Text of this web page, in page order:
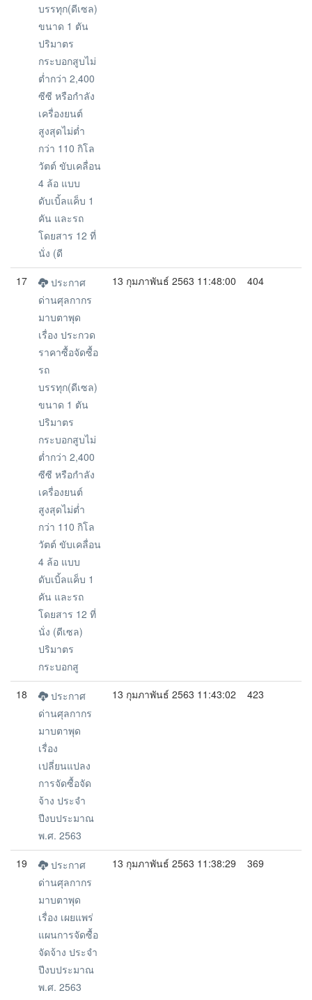
บรรทุก(ดีเซล)
ขนาด 1 ตัน
ปริมาตร
กระบอกสูบไม่
ต่ำกว่า 2,400
ซีซี หรือกำลัง
เครื่องยนต์
สูงสุดไม่ต่ำ
กว่า 110 กิโล
วัตต์ ขับเคลื่อน
4 ล้อ แบบ
ดับเบิ้ลแค็บ 1
คัน และรถ
โดยสาร 12 ที่
นั่ง (ดี
17
ประกาศ
ด่านศุลกากร
มาบตาพุด
เรื่อง ประกวด
ราคาซื้อจัดซื้อ
รถ
บรรทุก(ดีเซล)
ขนาด 1 ตัน
ปริมาตร
กระบอกสูบไม่
ต่ำกว่า 2,400
ซีซี หรือกำลัง
เครื่องยนต์
สูงสุดไม่ต่ำ
กว่า 110 กิโล
วัตต์ ขับเคลื่อน
4 ล้อ แบบ
ดับเบิ้ลแค็บ 1
คัน และรถ
โดยสาร 12 ที่
นั่ง (ดีเซล)
ปริมาตร
กระบอกสู
13 กุมภาพันธ์ 2563 11:48:00 404
18
ประกาศ
ด่านศุลกากร
มาบตาพุด
เรื่อง
เปลี่ยนแปลง
การจัดซื้อจัด
จ้าง ประจำ
ปีงบประมาณ
พ.ศ. 2563
13 กุมภาพันธ์ 2563 11:43:02 423
19
ประกาศ
ด่านศุลกากร
มาบตาพุด
เรื่อง เผยแพร่
แผนการจัดซื้อ
จัดจ้าง ประจำ
ปีงบประมาณ
พ.ศ. 2563
13 กุมภาพันธ์ 2563 11:38:29 369